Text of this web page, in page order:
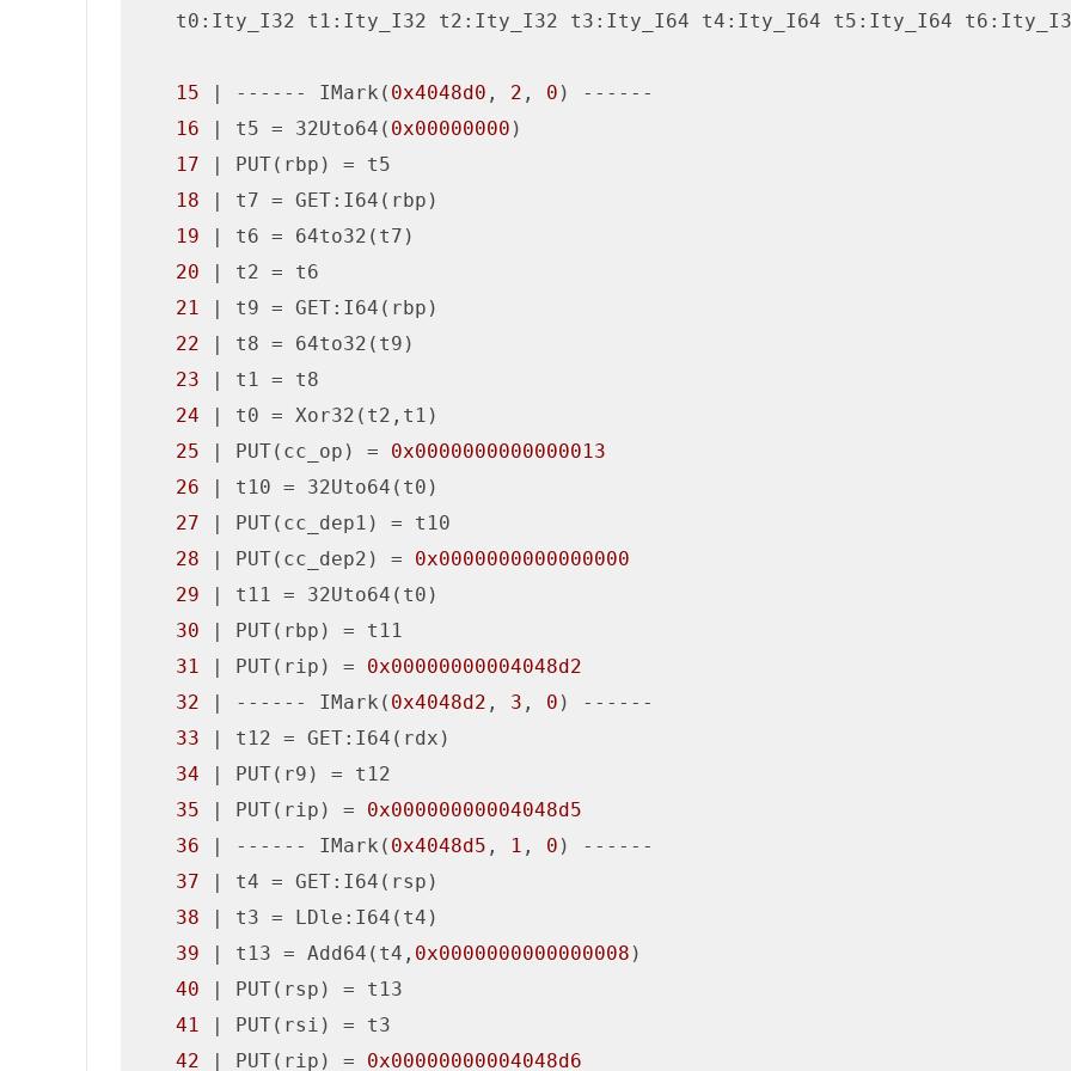
t0:Ity_I32 t1:Ity_I32 t2:Ity_I32 t3:Ity_I64 t4:Ity_I64 t5:Ity_I64
15 | ------ IMark( 0x4048d0 , 2 , 0 ) ------
16 | t5 = 32Uto64( 0x00000000 )
17 | PUT(rbp) = t5
18 | t7 = GET:I64(rbp)
19 | t6 = 64to32(t7)
20 | t2 = t6
21 | t9 = GET:I64(rbp)
22 | t8 = 64to32(t9)
23 | t1 = t8
24 | t0 = Xor32(t2,t1)
25 | PUT(cc_op) = 0x0000000000000013
26 | t10 = 32Uto64(t0)
27 | PUT(cc_dep1) = t10
28 | PUT(cc_dep2) = 0x0000000000000000
29 | t11 = 32Uto64(t0)
30 | PUT(rbp) = t11
31 | PUT(rip) = 0x00000000004048d2
32 | ------ IMark( 0x4048d2 , 3 , 0 ) ------
33 | t12 = GET:I64(rdx)
34 | PUT(r9) = t12
35 | PUT(rip) = 0x00000000004048d5
36 | ------ IMark( 0x4048d5 , 1 , 0 ) ------
37 | t4 = GET:I64(rsp)
38 | t3 = LDle:I64(t4)
39 | t13 = Add64(t4, 0x0000000000000008 )
40 | PUT(rsp) = t13
41 | PUT(rsi) = t3
42 | PUT(rip) = 0x00000000004048d6